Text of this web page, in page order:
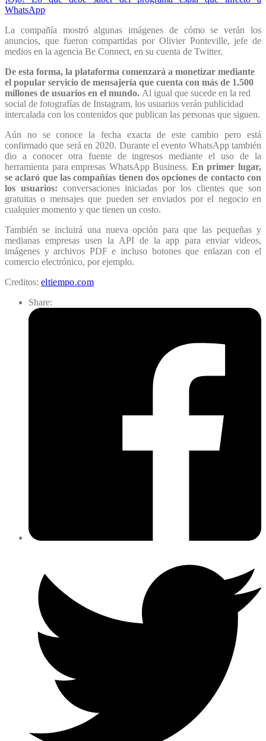
WhatsApp
La compañía mostró algunas imágenes de cómo se verán los
anuncios, que fueron compartidas por Olivier Ponteville, jefe de
medios en la agencia Be Connect, en su cuenta de Twitter.
De esta forma, la plataforma comenzará a monetizar mediante
el popular servicio de mensajería que cuenta con más de 1.500
millones de usuarios en el mundo. Al igual que sucede en la red
social de fotografías de Instagram, los usuarios verán publicidad
intercalada con los contenidos que publican las personas que siguen.
Aún no se conoce la fecha exacta de este cambio pero está
confirmado que será en 2020. Durante el evento WhatsApp también
dio a conocer otra fuente de ingresos mediante el uso de la
herramienta para empresas WhatsApp Business. En primer lugar,
se aclaró que las compañías tienen dos opciones de contacto con
los usuarios: conversaciones iniciadas por los clientes que son
gratuitas o mensajes que pueden ser enviados por el negocio en
cualquier momento y que tienen un costo.
También se incluirá una nueva opción para que las pequeñas y
medianas empresas usen la API de la app para enviar videos,
imágenes y archivos PDF e incluso botones que enlazan con el
comercio electrónico, por ejemplo.
Creditos: eltiempo.com
Share: